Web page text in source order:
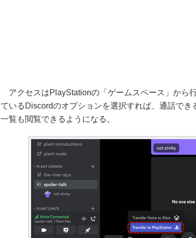
アクセスはPlayStationの「ゲームスペース」から
ているDiscordのオプションを選択すれば、通話でき
一覧も閲覧できるようになる。